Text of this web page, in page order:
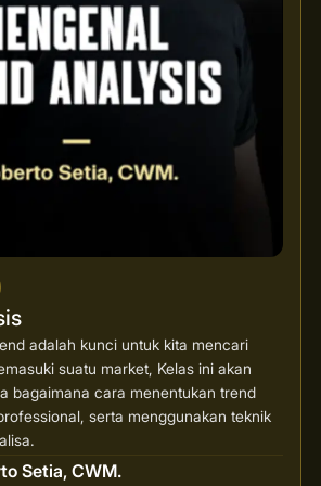
adalah kunci untuk kita mencari
suatu market, Kelas ini akan
bagaimana cara menentukan trend
serta menggunakan teknik
Setia, CWM.